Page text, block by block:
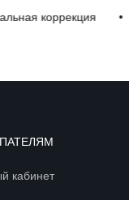
коррекция
кабинет